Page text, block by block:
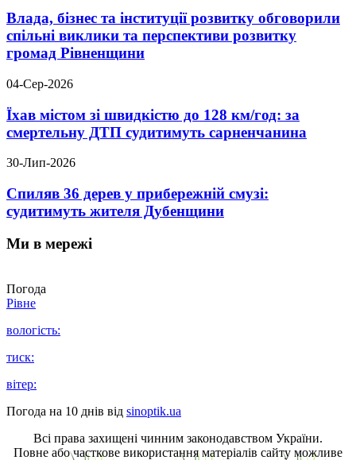
Влада, бізнес та інституції розвитку обговорили
спільні виклики та перспективи розвитку
громад Рівненщини
04-Сер-2026
Їхав містом зі швидкістю до 128 км/год: за
смертельну ДТП судитимуть сарненчанина
30-Лип-2026
Спиляв 36 дерев у прибережній смузі:
судитимуть жителя Дубенщини
Ми в мережі
Погода
Рівне
вологість:
тиск:
вітер:
Погода на 10 днів від sinoptik.ua
Всі права захищені чинним законодавством України.
Повне або часткове використання матеріалів сайту можливе